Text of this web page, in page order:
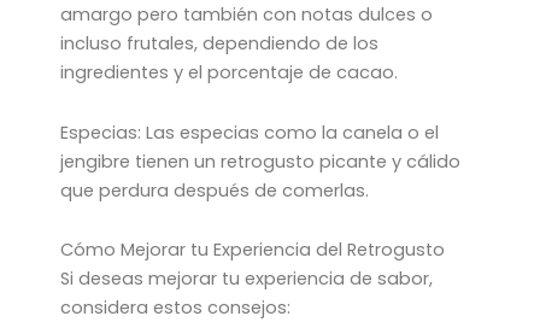
amargo pero también con notas dulces o
incluso frutales, dependiendo de los
ingredientes y el porcentaje de cacao.
Especias: Las especias como la canela o el
jengibre tienen un retrogusto picante y cálido
que perdura después de comerlas.
Cómo Mejorar tu Experiencia del Retrogusto
Si deseas mejorar tu experiencia de sabor,
considera estos consejos: